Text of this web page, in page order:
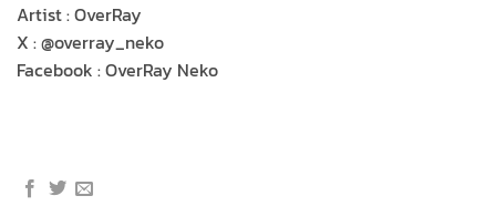
Artist : OverRay
X : @overray_neko
Facebook : OverRay Neko